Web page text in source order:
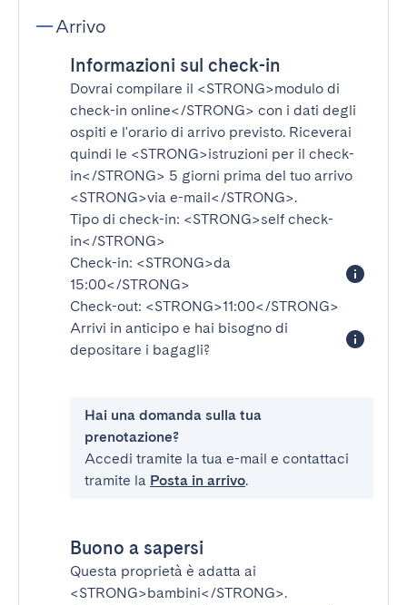
Arrivo
Informazioni sul check-in
Dovrai compilare il <STRONG>modulo di
check-in online</STRONG> con i dati degli
ospiti e l'orario di arrivo previsto. Riceverai
quindi le <STRONG>istruzioni per il check-
in</STRONG> 5 giorni prima del tuo arrivo
<STRONG>via e-mail</STRONG>.
Tipo di check-in: <STRONG>self check-
in</STRONG>
Check-in: <STRONG>da
15:00</STRONG>
Check-out: <STRONG>11:00</STRONG>
Arrivi in anticipo e hai bisogno di
depositare i bagagli?
Hai una domanda sulla tua
prenotazione?
Accedi tramite la tua e-mail e contattaci
tramite la Posta in arrivo.
Buono a sapersi
Questa proprietà è adatta ai
<STRONG>bambini</STRONG>.